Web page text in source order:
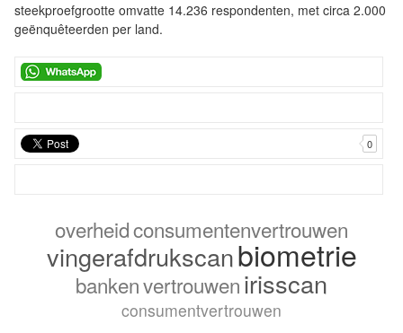
steekproefgrootte omvatte 14.236 respondenten, met circa 2.000
geënquêteerden per land.
0
overheidconsumentenvertrouwen
vingerafdrukscanbiometrie
bankenvertrouwenirisscan
consumentvertrouwen